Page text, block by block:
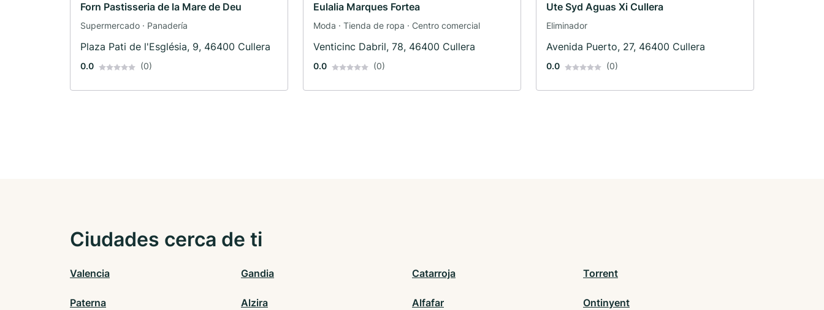
Forn Pastisseria de la Mare de Deu
Supermercado · Panadería
Plaza Pati de l'Església, 9, 46400 Cullera
0.0 (0)
Eulalia Marques Fortea
Moda · Tienda de ropa · Centro comercial
Venticinc Dabril, 78, 46400 Cullera
0.0 (0)
Ute Syd Aguas Xi Cullera
Eliminador
Avenida Puerto, 27, 46400 Cullera
0.0 (0)
Ciudades cerca de ti
Valencia Gandia Catarroja Torrent
Paterna Alzira Alfafar Ontinyent